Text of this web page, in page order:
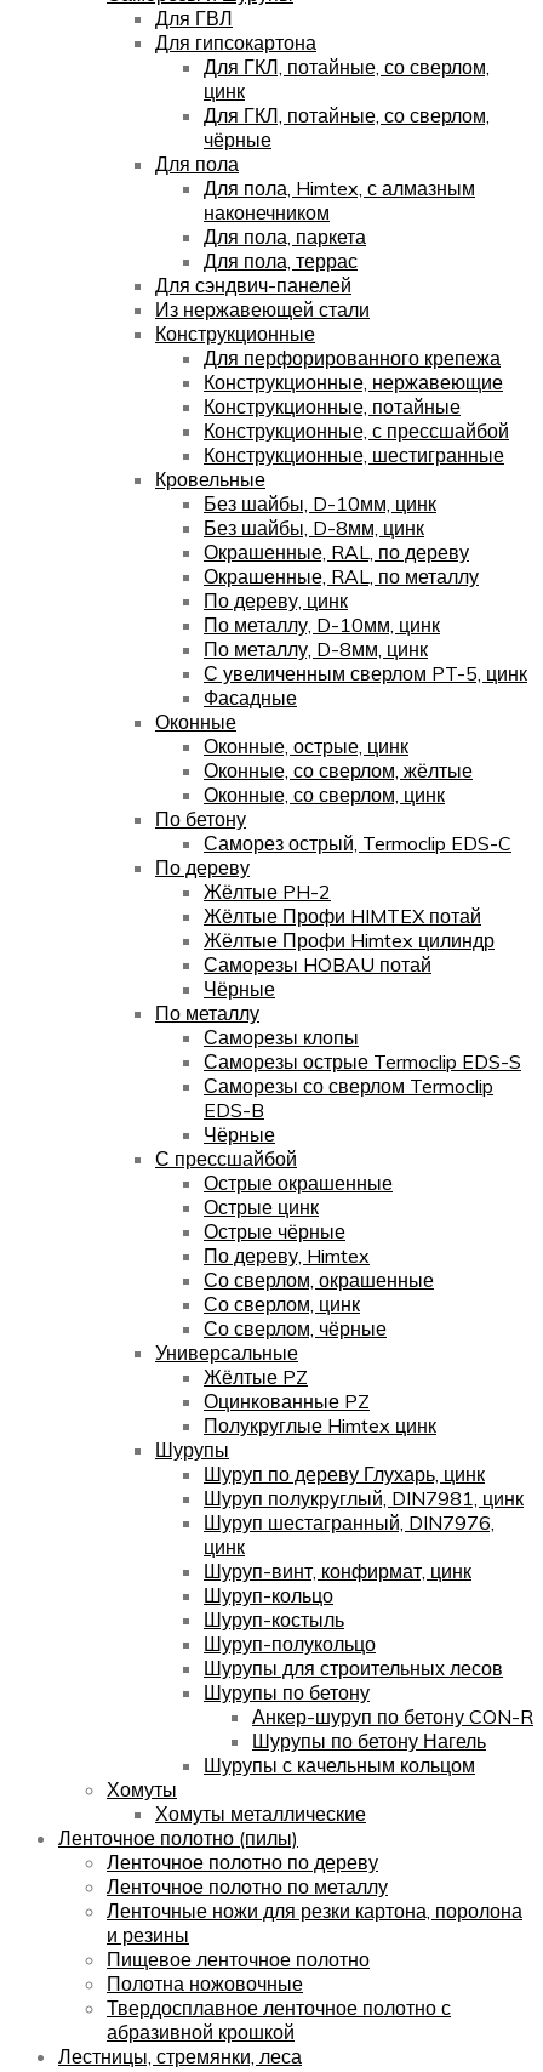
Для ГВЛ
Для гипсокартона
Для ГКЛ, потайные, со сверлом,
цинк
Для ГКЛ, потайные, со сверлом,
чёрные
Для пола
Для пола, Himtex, с алмазным
наконечником
Для пола, паркета
Для пола, террас
Для сэндвич-панелей
Из нержавеющей стали
Конструкционные
Для перфорированного крепежа
Конструкционные, нержавеющие
Конструкционные, потайные
Конструкционные, с прессшайбой
Конструкционные, шестигранные
Кровельные
Без шайбы, D-10мм, цинк
Без шайбы, D-8мм, цинк
Окрашенные, RAL, по дереву
Окрашенные, RAL, по металлу
По дереву, цинк
По металлу, D-10мм, цинк
По металлу, D-8мм, цинк
С увеличенным сверлом PT-5, цинк
Фасадные
Оконные
Оконные, острые, цинк
Оконные, со сверлом, жёлтые
Оконные, со сверлом, цинк
По бетону
Саморез острый, Termoclip EDS-C
По дереву
Жёлтые PH-2
Жёлтые Профи HIMTEX потай
Жёлтые Профи Himtex цилиндр
Саморезы HOBAU потай
Чёрные
По металлу
Саморезы клопы
Саморезы острые Termoclip EDS-S
Саморезы со сверлом Termoclip
EDS-B
Чёрные
С прессшайбой
Острые окрашенные
Острые цинк
Острые чёрные
По дереву, Himtex
Со сверлом, окрашенные
Со сверлом, цинк
Со сверлом, чёрные
Универсальные
Жёлтые PZ
Оцинкованные PZ
Полукруглые Himtex цинк
Шурупы
Шуруп по дереву Глухарь, цинк
Шуруп полукруглый, DIN7981, цинк
Шуруп шестагранный, DIN7976,
цинк
Шуруп-винт, конфирмат, цинк
Шуруп-кольцо
Шуруп-костыль
Шуруп-полукольцо
Шурупы для строительных лесов
Шурупы по бетону
Анкер-шуруп по бетону CON-R
Шурупы по бетону Нагель
Шурупы с качельным кольцом
Хомуты
Хомуты металлические
Ленточное полотно (пилы)
Ленточное полотно по дереву
Ленточное полотно по металлу
Ленточные ножи для резки картона, поролона
и резины
Пищевое ленточное полотно
Полотна ножовочные
Твердосплавное ленточное полотно с
абразивной крошкой
Лестницы, стремянки, леса